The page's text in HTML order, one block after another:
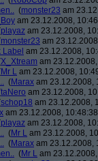
(monster23 am
am 23.12.2008,
playaz am 23.12.2008,
monster23 am
Label am 23.12.2008,
X_Xtream am
Mr L am 23.12.2008,
(Marax am 23.12.2008,
taNero am 23.12.2008,
schop18 am 23.12.2008,
am 23.12.2008,
playaz am 23.12.2008,
(Mr L am 23.12.2008,
(Marax am 23.12.2008,
(Mr L am